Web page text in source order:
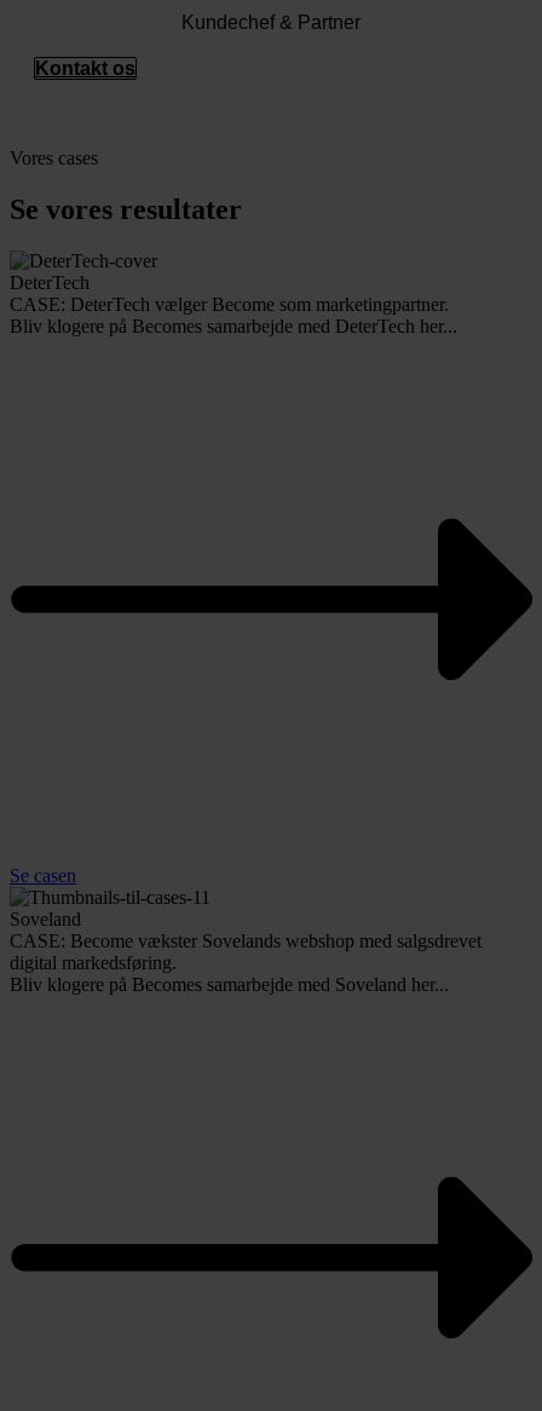
Kundechef & Partner
Kontakt os
Vores cases
Se vores resultater
DeterTech
CASE: DeterTech vælger Become som marketingpartner.
Bliv klogere på Becomes samarbejde med DeterTech her...
Se casen
Soveland
CASE: Become vækster Sovelands webshop med salgsdrevet
digital markedsføring.
Bliv klogere på Becomes samarbejde med Soveland her...